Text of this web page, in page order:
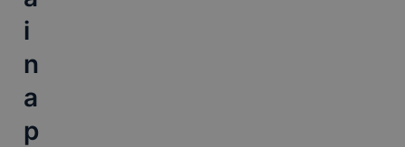
i
n
a
p